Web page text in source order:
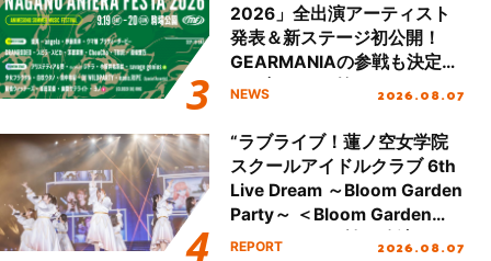
2026」全出演アーティスト
発表＆新ステージ初公開！
GEARMANIAの参戦も決定
し、初となる第3ステージの
NEWS 2026.08.07
“ラブライブ！蓮ノ空女学院
スクールアイドルクラブ 6th
Live Dream ～Bloom Garden
Party～ ＜Bloom Garden
Party Stage／埼玉公演＞”
REPORT 2026.08.07